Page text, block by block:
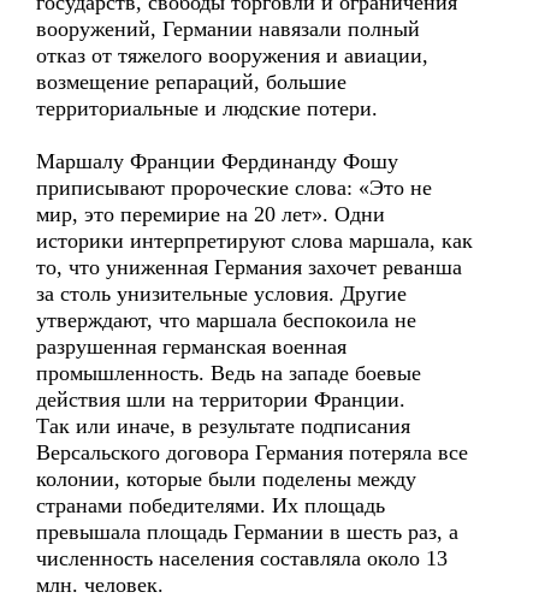
вооружений, Германии навязали полный
отказ от тяжелого вооружения и авиации,
возмещение репараций, большие
территориальные и людские потери.
Маршалу Франции Фердинанду Фошу
приписывают пророческие слова: «Это не
мир, это перемирие на 20 лет». Одни
историки интерпретируют слова маршала, как
то, что униженная Германия захочет реванша
за столь унизительные условия. Другие
утверждают, что маршала беспокоила не
разрушенная германская военная
промышленность. Ведь на западе боевые
действия шли на территории Франции.
Так или иначе, в результате подписания
Версальского договора Германия потеряла все
колонии, которые были поделены между
странами победителями. Их площадь
превышала площадь Германии в шесть раз, а
численность населения составляла около 13
млн. человек.